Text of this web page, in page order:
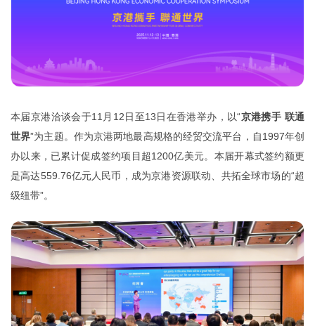
本届京港洽谈会于11月12日至13日在香港举办，以“京港携手 联通
世界”为主题。作为京港两地最高规格的经贸交流平台，自1997年创
办以来，已累计促成签约项目超1200亿美元。本届开幕式签约额更
是高达559.76亿元人民币，成为京港资源联动、共拓全球市场的“超
级纽带”。